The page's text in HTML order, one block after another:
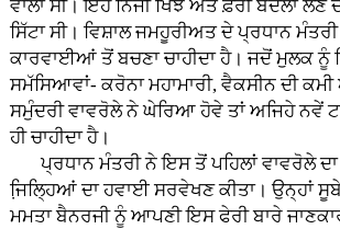
ਵਾਲਾ ਸੀ। ਇਹ ਨਿਜੀ ਖਿਝ ਅਤੇ ਫ਼ੌਰੀ ਬਦਲਾ ਲੈਣ
ਸਿੱਟਾ ਸੀ। ਵਿਸ਼ਾਲ ਜਮਹੂਰੀਅਤ ਦੇ ਪ੍ਰਧਾਨ
ਕਾਰਵਾਈਆਂ ਤੋਂ ਬਚਣਾ ਚਾਹੀਦਾ ਹੈ। ਜਦੋਂ ਮੁਲਕ ਨੂੰ
ਸਮੱਸਿਆਵਾਂ- ਕਰੋਨਾ ਮਹਾਮਾਰੀ, ਵੈਕਸੀਨ ਦੀ
ਸਮੁੰਦਰੀ ਵਾਵਰੋਲੇ ਨੇ ਘੇਰਿਆ ਹੋਵੇ ਤਾਂ ਅਜਿਹੇ ਨਵੇਂ
ਹੀ ਚਾਹੀਦਾ ਹੈ।
ਪ੍ਰਧਾਨ ਮੰਤਰੀ ਨੇ ਇਸ ਤੋਂ ਪਹਿਲਾਂ ਵਾਵਰੋਲੇ ਦਾ
ਜਿ਼ਲ੍ਹਿਆਂ ਦਾ ਹਵਾਈ ਸਰਵੇਖਣ ਕੀਤਾ। ਉਨ੍ਹਾਂ
ਮਮਤਾ ਬੈਨਰਜੀ ਨੂੰ ਆਪਣੀ ਇਸ ਫੇਰੀ ਬਾਰੇ